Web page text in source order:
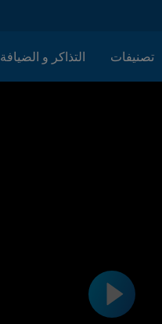
تصنيفات التذاكر و الضيافة